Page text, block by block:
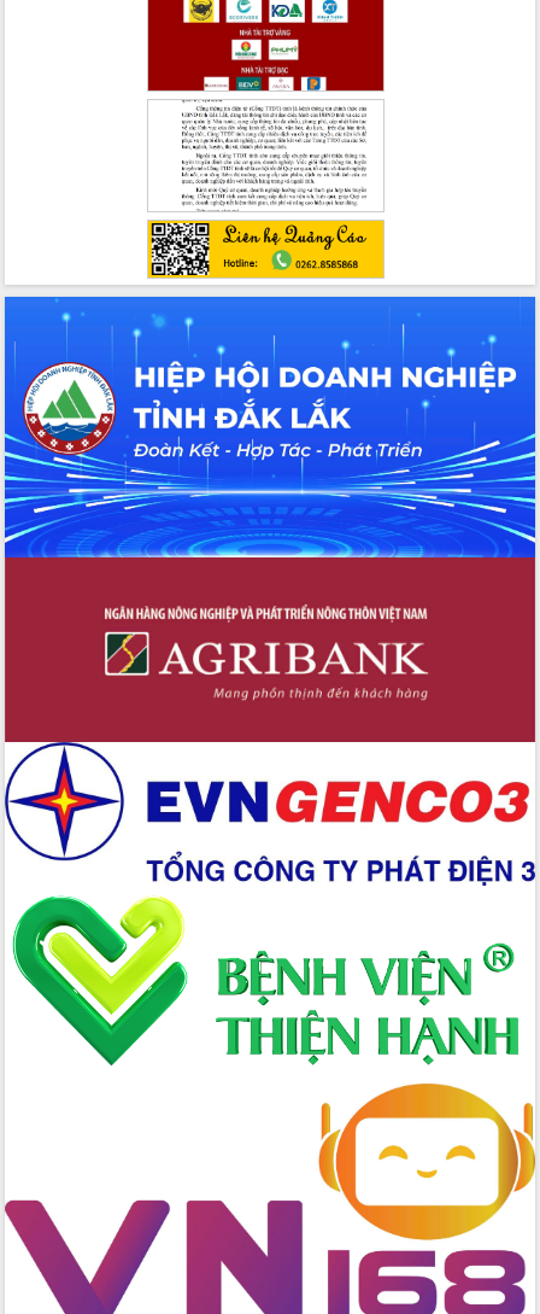
Ngày hội bầu cử đại biểu Quốc hội
khóa XVI và HĐND các cấp nhiệm kỳ
Đảm bảo cuộc bầu cử đại biểu Quốc
hội và đại biểu HĐND các cấp diễn ra
an toàn, hiệu quả, đúng quy định
Thủ tướng Chính phủ Phạm Minh Chính
kiểm tra, chỉ đạo hoàn thành các dự
án cao tốc và thăm khu tái định cư tại
Sôi nổi Hội đua ngựa truyền thống Gò
Thì Thùng mừng Xuân Bính Ngọ 2026
Lãnh đạo tỉnh dâng hương tưởng niệm
tại Đập Đồng Cam đầu Xuân Bính Ngọ
Ngành nông nghiệp phấn đấu tăng
trưởng đạt 5,86% trong năm 2026
UBND tỉnh Đắk Lắk triển khai công tác
quốc phòng, quân sự địa phương năm
2026
Đắk Lắk tập trung toàn lực khắc phục
tồn tại IUU, sẵn sàng làm việc với
Đoàn thanh tra EC
chúc mừng các bệnh viện nhân Ngày
Thầy thuốc Việt Nam
Rộn ràng lễ hội truyền thống Sông
nước Đà Nông lần thứ I năm 2026
tỉnh Đắk Lắk thông qua các nghị quyết
quan trọng
Thống nhất danh sách giới thiệu ứng
cử đại biểu Quốc hội khoá XVI và đại
biểu HĐND tỉnh Đắk Lắk, nhiệm kỳ
Phát động hai phong trào thi đua quan
trọng trong kỷ nguyên mới
Hội nghị lần thứ tư Ban Chỉ đạo công
tác bầu cử tỉnh Đắk Lắk
Hội nghị Báo cáo viên Trung ương
tháng 01/2026
Phó Thủ tướng Hồ Quốc Dũng đánh giá
Tập trung giải phóng mặt bằng, đẩy
nhanh tiến độ Tuyến đường bộ ven
biển
Gỡ khó, khởi công xây dựng, sửa chữa
toàn bộ nhà ở cho hộ dân đúng tiến độ